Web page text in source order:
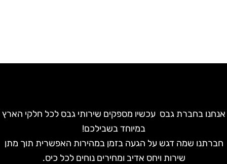
בחברת גבס עכשיו מספקים שירותי גבס לכל חלקי הארץ
במיוחד בשבילכם!
חברתנו שמה דגש על הגעה בזמן במהירות האפשרית תוך מתן
שירות ויחס אדיב ומחירים נוחים לכל כיס.